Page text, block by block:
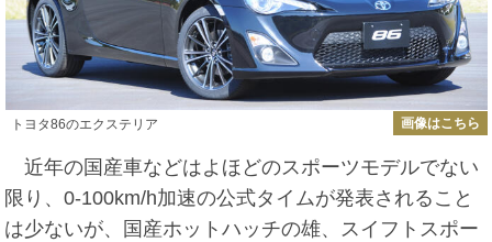
トヨタ86のエクステリア 画像はこちら
近年の国産車などはよほどのスポーツモデルでない
限り、0-100km/h加速の公式タイムが発表されること
は少ないが、国産ホットハッチの雄、スイフトスポー